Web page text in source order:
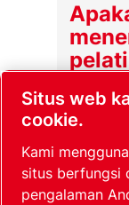
Apa
oleh
Situs web
cookie.
Kami
situs berfungsi
pengalaman